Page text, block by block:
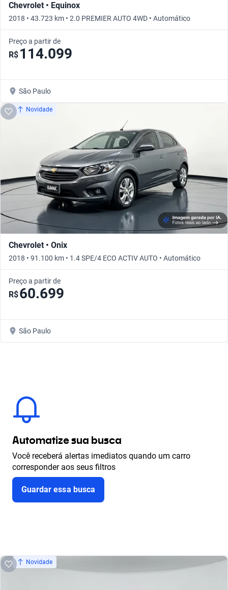
Chevrolet • Equinox
2018 • 43.723 km • 2.0 PREMIER AUTO 4WD • Automático
Preço a partir de
R$ 114.099
São Paulo
Novidade
Chevrolet • Onix
2018 • 91.100 km • 1.4 SPE/4 ECO ACTIV AUTO • Automático
Preço a partir de
R$60.699
São Paulo
Automatize sua busca
Você receberá alertas imediatos quando um carro
corresponder aos seus filtros
Guardar essa busca
Novidade